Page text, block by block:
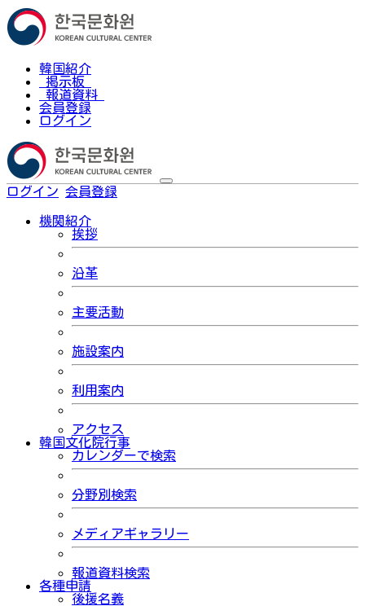
韓国紹介
掲示板
報道資料
会員登録
ログイン
ログイン 会員登録
機関紹介
挨拶
沿革
主要活動
施設案内
利用案内
アクセス
韓国文化院行事
カレンダーで検索
分野別検索
メディアギャラリー
報道資料検索
各種申請
後援名義